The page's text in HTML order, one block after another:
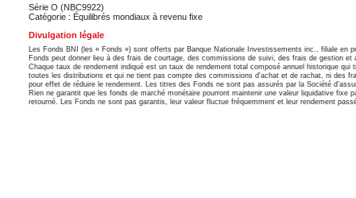
Série O (NBC9922)
Catégorie : Équilibrés mondiaux à revenu fixe
Divulgation légale
Les Fonds BNI (les « Fonds ») sont offerts par Banque Nationale Investissements inc., filiale en
Fonds peut donner lieu à des frais de courtage, des commissions de suivi, des frais de gestion
Chaque taux de rendement indiqué est un taux de rendement total composé annuel historique
toutes les distributions et qui ne tient pas compte des commissions d'achat et de rachat, ni des
pour effet de réduire le rendement. Les titres des Fonds ne sont pas assurés par la Société
Rien ne garantit que les fonds de marché monétaire pourront maintenir une valeur liquidative
retourné. Les Fonds ne sont pas garantis, leur valeur fluctue fréquemment et leur rendement